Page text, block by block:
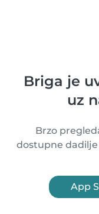
Briga je
uz
Brzo
dostupne
App